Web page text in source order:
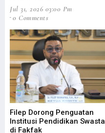
Jul 31, 2026 03:00 Pm
0 Comments
Filep Dorong Penguatan
Institusi Pendidikan Swasta
di Fakfak